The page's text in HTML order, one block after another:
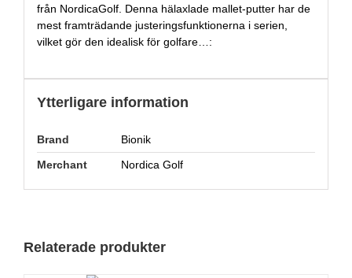
från NordicaGolf. Denna hälaxlade mallet-putter har de
mest framträdande justeringsfunktionerna i serien,
vilket gör den idealisk för golfare…:
Ytterligare information
Brand
Bionik
Merchant
Nordica Golf
Relaterade produkter